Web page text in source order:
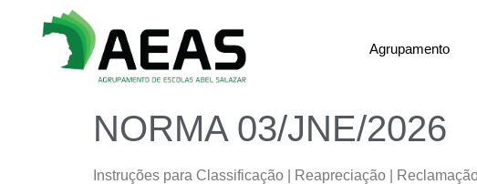
Agrupamento
NORMA 03/JNE/2026
Instruções para Classificação | Reapreciação |